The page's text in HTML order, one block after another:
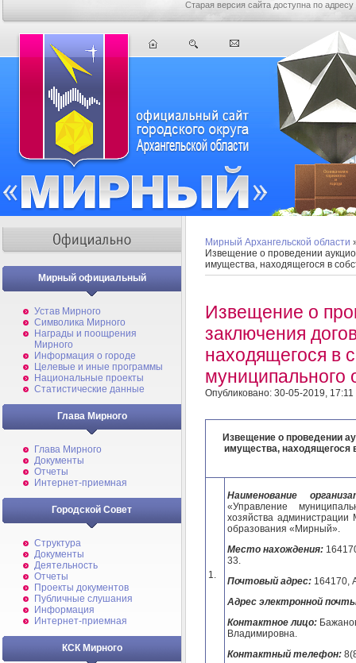
Старая версия сайта доступна по адресу
Мирный официальный
Устав Мирного
Символика Мирного
Награды и поощрения
Мирного
Информация о городе
Целевые и иные программы
Национальные проекты
Статистические данные
Глава Мирного
Глава Мирного
Документы
Отчеты
Интернет-приемная
Городской Совет
Структура
Документы
Деятельность
Отчеты
Проекты документов
Публичные слушания
Информация
Интернет-приемная
КСК Мирного
Мирный Архангельской области
Извещение о проведении
имущества, находящегося в
Извещение о
заключения
находящегося в
Опубликовано: 30-05-2019, 17:11
Извещение о проведении
имущества, находящегося
1.
Наименование
«Управление
хозяйства
образования «Мирный».
Место нахождения:
33.
Почтовый адрес: 164170,
Адрес электронной
Контактное лицо:
Владимировна.
Контактный телефон: